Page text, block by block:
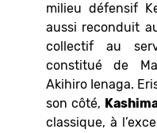
milieu défensif
aussi reconduit
collectif au
constitué de
Akihiro Ienaga.
son côté,
classique, à